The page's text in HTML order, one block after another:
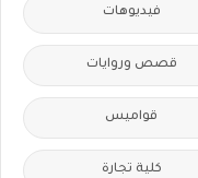
فيديوهات
قصص وروايات
قواميس
كلية تجارة